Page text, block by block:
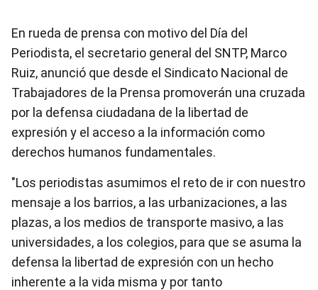
En rueda de prensa con motivo del Día del
Periodista, el secretario general del SNTP, Marco
Ruiz, anunció que desde el Sindicato Nacional de
Trabajadores de la Prensa promoverán una cruzada
por la defensa ciudadana de la libertad de
expresión y el acceso a la información como
derechos humanos fundamentales.
"Los periodistas asumimos el reto de ir con nuestro
mensaje a los barrios, a las urbanizaciones, a las
plazas, a los medios de transporte masivo, a las
universidades, a los colegios, para que se asuma la
defensa la libertad de expresión con un hecho
inherente a la vida misma y por tanto